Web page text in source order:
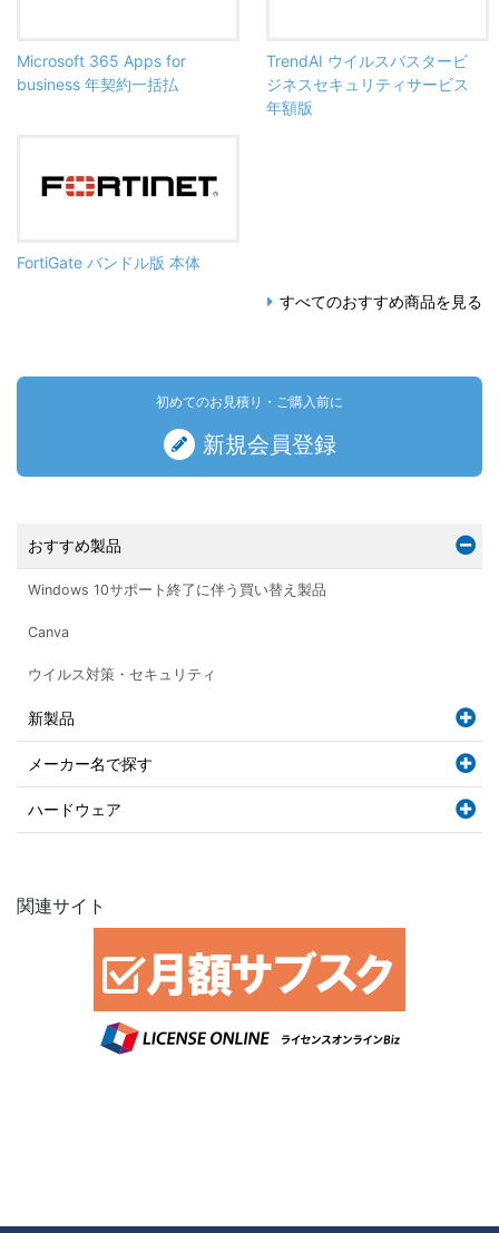
Microsoft 365 Apps for
business 年契約一括払
TrendAI ウイルスバスタービ
ジネスセキュリティサービス
年額版
FortiGate バンドル版 本体
すべてのおすすめ商品を見る
初めてのお見積り・ご購入前に
新規会員登録
おすすめ製品
Windows 10サポート終了に伴う買い替え製品
Canva
ウイルス対策・セキュリティ
新製品
メーカー名で探す
ハードウェア
関連サイト